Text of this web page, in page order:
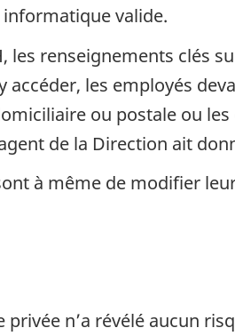
valide.
les renseignements clés
accéder, les employés
ou postale ou
de la Direction ait
à même de modifier
n’a révélé aucun